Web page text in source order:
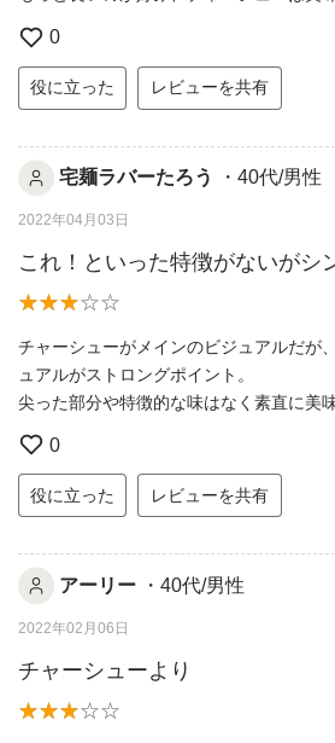
0
役に立った レビューを共有
宅麺ラバーたろう ・40代/男性
2022年04月03日
これ！といった特徴がないがシ
チャーシューがメインのビジュアルだが
ュアルがストロングポイント。
尖った部分や特徴的な味はなく素直に美
0
役に立った レビューを共有
アーリー ・40代/男性
2022年02月06日
チャーシューより